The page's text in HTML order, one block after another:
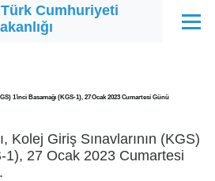
Türk Cumhuriyeti
Menü
1’inci Basamağı (KGS-1), 27 Ocak 2023 Cumartesi Günü
Kolej Giriş Sınavlarının (KGS)
1), 27 Ocak 2023 Cumartesi